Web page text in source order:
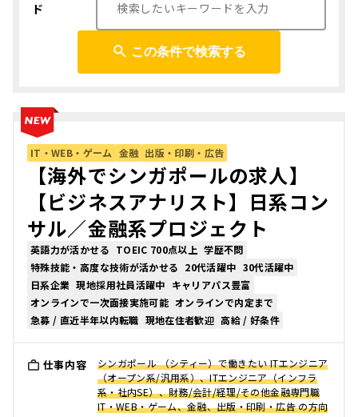
ド
この条件で検索する
IT・WEB・ゲーム 金融 出版・印刷・広告
【海外でシンガポールの求人】
【ビジネスアナリスト】日系コン
サル／金融系プロジェクト
英語力が活かせる TOEIC 700点以上 学歴不問
特殊技能・高度な技術が活かせる 20代活躍中 30代活躍中
日系企業 現地採用社員活躍中 キャリアパス豊富
オンラインで一次面接実施可能 オンラインで内定まで
急募 / 直近半年以内転職 現地在住者歓迎 高給 / 好条件
仕事内容
シンガポール （シティー）で働きたい ITエンジニア
（オープン系/汎用系）、ITエンジニア（インフラ
系・社内SE）、財務/会計/経理/その他金融専門職
IT・WEB・ゲーム、金融、出版・印刷・広告 の方向